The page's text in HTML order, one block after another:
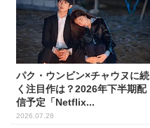
パク・ウンビン×チャウヌに続
く注目作は？2026年下半期配
信予定「Netflix...
2026.07.28